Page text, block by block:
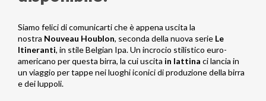
Siamo felici di comunicarti che è appena uscita la
nostra Nouveau Houblon, seconda della nuova serie Le
Itineranti, in stile Belgian Ipa. Un incrocio stilistico euro-
americano per questa birra, la cui uscita in lattina ci lancia in
un viaggio per tappe nei luoghi iconici di produzione della birra
e dei luppoli.